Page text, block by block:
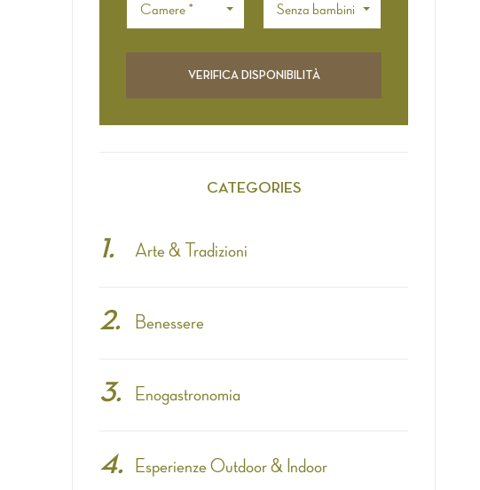
Camere * Senza bambini
CATEGORIES
Arte & Tradizioni
Benessere
Enogastronomia
Esperienze Outdoor & Indoor